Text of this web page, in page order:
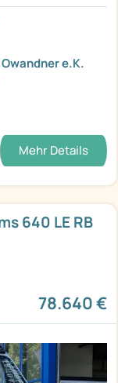
e.K.
Mehr Details
640 LE RB
78.640 €